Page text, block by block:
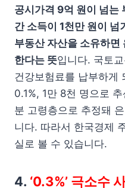
공시가격 9억 원이 넘는
간 소득이 1천만 원이
부동산 자산을 소유하면
한다는 뜻입니다. 국토
건강보험료를 납부하게
0.1%, 1만 8천 명으로
분 고령층으로 추정돼
니다. 따라서 한국경제
실로 볼 수 있습니다.
4. ‘0.3%’ 극소수